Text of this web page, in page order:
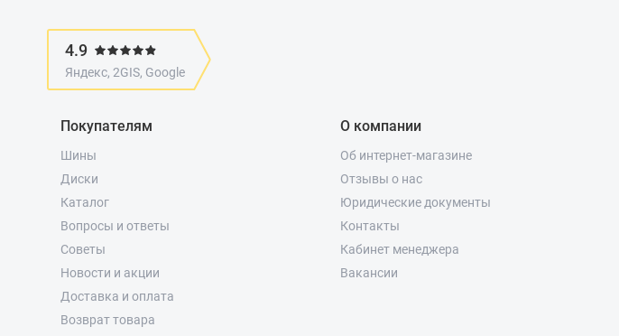
4.9
Яндекс, 2GIS, Google
Покупателям
Шины
Диски
Каталог
Вопросы и ответы
Советы
Новости и акции
Доставка и оплата
Возврат товара
О компании
Об интернет-магазине
Отзывы о нас
Юридические документы
Контакты
Кабинет менеджера
Вакансии